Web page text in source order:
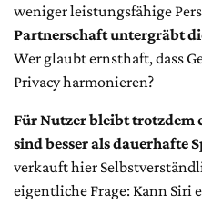
weniger leistungsfähige
Partnerschaft untergräbt
Wer glaubt ernsthaft, dass
Privacy harmonieren?
Für Nutzer bleibt trotzdem
sind besser als dauerhafte
verkauft hier
eigentliche Frage: Kann Siri